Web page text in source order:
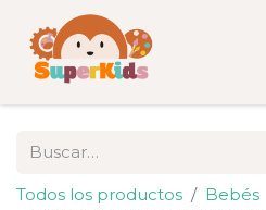
Todos los productos
Bebés